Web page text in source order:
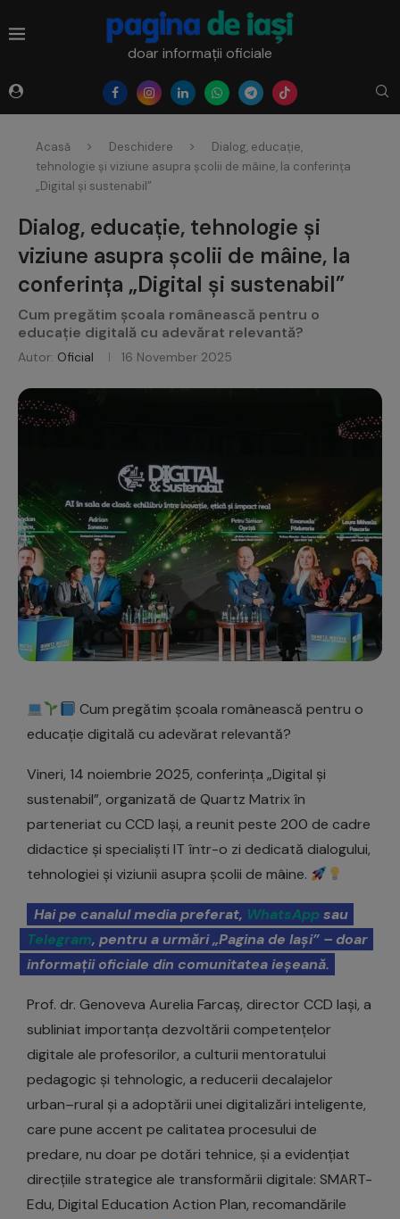
doar informații oficiale
Acasă Deschidere
Dialog, educație,
tehnologie și viziune asupra școlii de mâine, la conferința
„Digital și sustenabil”
Dialog, educație, tehnologie și
viziune asupra școlii de mâine, la
conferința „Digital și sustenabil”
Cum pregătim școala românească pentru o
educație digitală cu adevărat relevantă?
Autor: Oficial 16 November 2025
Cum pregătim școala românească pentru o
educație digitală cu adevărat relevantă?
Vineri, 14 noiembrie 2025, conferința „Digital și
sustenabil”, organizată de Quartz Matrix în
parteneriat cu CCD Iași, a reunit peste 200 de cadre
didactice și specialiști IT într-o zi dedicată dialogului,
tehnologiei și viziunii asupra școlii de mâine.
Hai pe canalul media preferat, WhatsAppsau
Telegram, pentru a urmări „Pagina de Iași” – doar
informații oficiale din comunitatea ieșeană.
Prof. dr. Genoveva Aurelia Farcaș, director CCD Iași, a
subliniat importanța dezvoltării competențelor
digitale ale profesorilor, a culturii mentoratului
pedagogic și tehnologic, a reducerii decalajelor
urban–rural și a adoptării unei digitalizări inteligente,
care pune accent pe calitatea procesului de
predare, nu doar pe dotări tehnice, și a evidențiat
direcțiile strategice ale transformării digitale: SMART-
Edu, Digital Education Action Plan, recomandările